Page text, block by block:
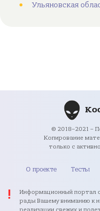
Ульяновская
© 2018–2021 –
Копирование
только с
О проекте Тесты
Информационный портал
рады Вашему вниманию к
реализации свежих и